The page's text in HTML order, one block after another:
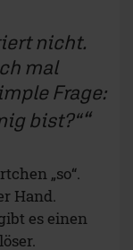
nicht.
mal
Frage:
bist?“
„so“.
Hand.
es einen